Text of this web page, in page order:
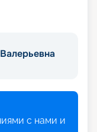
с нами и